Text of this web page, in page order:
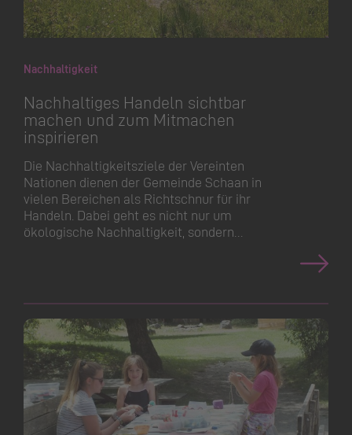
Nachhaltigkeit
Nachhaltiges Handeln sichtbar
machen und zum Mitmachen
inspirieren
Die Nachhaltig­keitsziele der Vereinten
Nationen dienen der Gemeinde Schaan in
vielen Bereichen als Richtschnur für ihr
Handeln. Dabei geht es nicht nur um
ökologische Nachhaltigkeit, sondern…